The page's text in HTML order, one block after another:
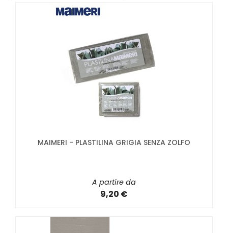
MAIMERI - PLASTILINA GRIGIA SENZA ZOLFO
A partire da
9,20 €